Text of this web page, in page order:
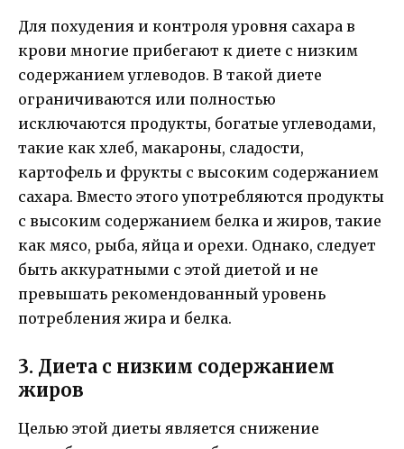
Для похудения и контроля уровня сахара в
крови многие прибегают к диете с низким
содержанием углеводов. В такой диете
ограничиваются или полностью
исключаются продукты, богатые углеводами,
такие как хлеб, макароны, сладости,
картофель и фрукты с высоким содержанием
сахара. Вместо этого употребляются продукты
с высоким содержанием белка и жиров, такие
как мясо, рыба, яйца и орехи. Однако, следует
быть аккуратными с этой диетой и не
превышать рекомендованный уровень
потребления жира и белка.
3. Диета с низким содержанием
жиров
Целью этой диеты является снижение